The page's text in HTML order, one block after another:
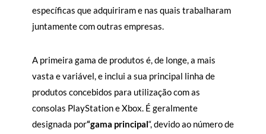
específicas que adquiriram e nas quais trabalharam
juntamente com outras empresas.
A primeira gama de produtos é, de longe, a mais
vasta e variável, e inclui a sua principal linha de
produtos concebidos para utilização com as
consolas PlayStation e Xbox. É geralmente
designada por“gama principal“, devido ao número de